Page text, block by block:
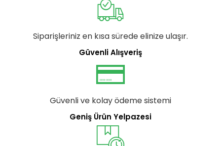
Siparişleriniz en kısa sürede elinize ulaşır.
Güvenli Alışveriş
Güvenli ve kolay ödeme sistemi
Geniş Ürün Yelpazesi